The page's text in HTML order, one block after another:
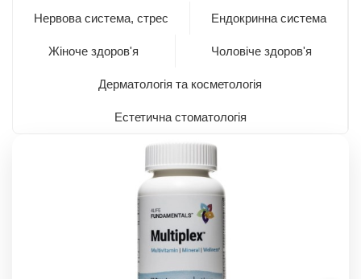
Нервова система, стрес Ендокринна система
Жіноче здоров'я Чоловіче здоров'я
Дерматологія та косметологія
Естетична стоматологія